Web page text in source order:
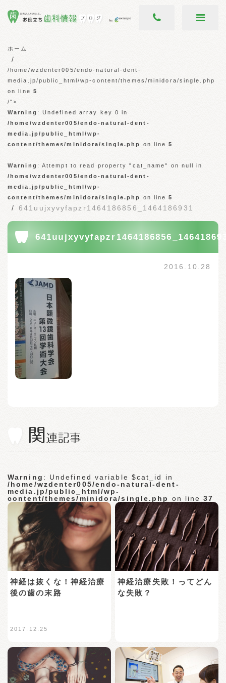
ホーム
/home/wzdenter005/endo-natural-dent-
media.jp/public_html/wp-content/themes/minidora/single.php
on line 5
/">
Warning : Undefined array key 0 in
/home/wzdenter005/endo-natural-dent-
media.jp/public_html/wp-
content/themes/minidora/single.php
on line5
Warning : Attempt to read property "cat_name" on null in
/home/wzdenter005/endo-natural-dent-
media.jp/public_html/wp-
content/themes/minidora/single.php
on line5
641uujxyvyfapzr1464186856_1464186931
2016.10.28
Warning : Undefined variable $cat_id in
/home/wzdenter005/endo-natural-dent-
media.jp/public_html/wp-
content/themes/minidora/single.php
on line37
神経は抜くな！神経治療
後の歯の末路
2017.12.25
神経治療失敗！ってどん
な失敗？